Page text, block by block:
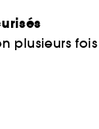
plusieurs fois